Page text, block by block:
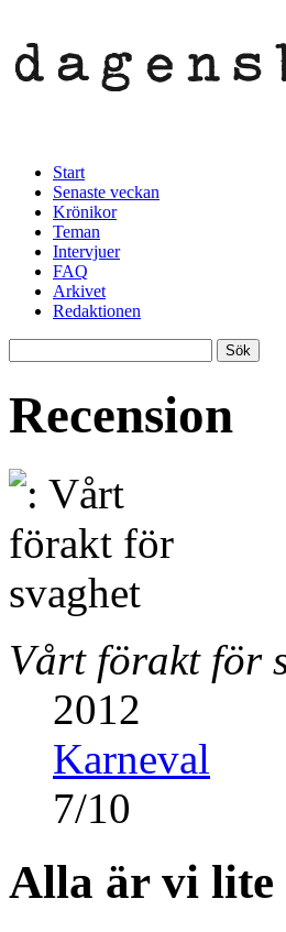
Start
Senaste veckan
Krönikor
Teman
Intervjuer
FAQ
Arkivet
Redaktionen
Recension
Vårt förakt för
2012
Karneval
7/10
Alla är vi lite